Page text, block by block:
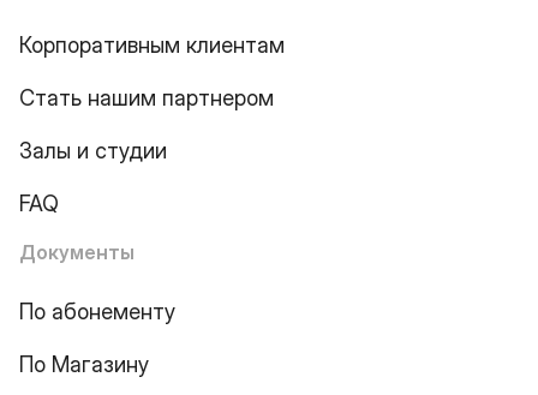
Корпоративным клиентам
Стать нашим партнером
Залы и студии
FAQ
Документы
По абонементу
По Магазину